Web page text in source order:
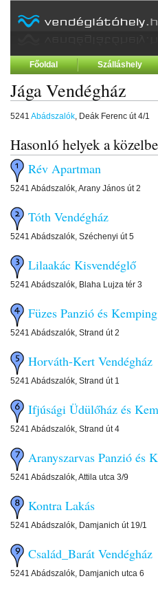
Főoldal Szálláshely
Jága Vendégház
5241 Abádszalók, Deák Ferenc út 4/1
Hasonló helyek a
Rév Apartman
5241 Abádszalók, Arany János út 2
Tóth Vendégház
5241 Abádszalók, Széchenyi út 5
Lilaakác Kisvendéglő
5241 Abádszalók, Blaha Lujza tér 3
Füzes Panzió és Kemping
5241 Abádszalók, Strand út 2
Horváth-Kert Vendégház
5241 Abádszalók, Strand út 1
Ifjúsági Üdülőház és
5241 Abádszalók, Strand út 4
Aranyszarvas Panzió és
5241 Abádszalók, Attila utca 3/9
Kontra Lakás
5241 Abádszalók, Damjanich út 19/1
Család_Barát Vendégház
5241 Abádszalók, Damjanich utca 6